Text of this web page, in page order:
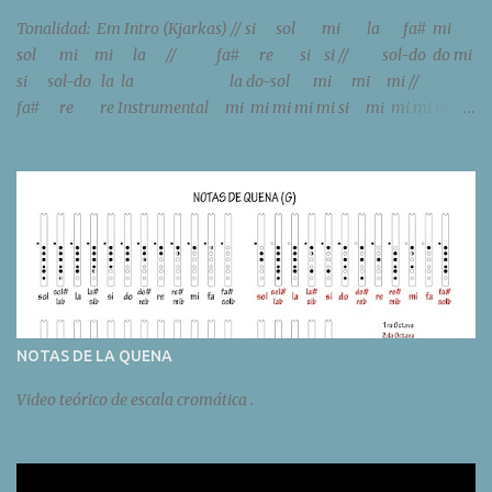
Tonalidad: Em Intro (Kjarkas) // si sol mi la fa# mi
sol mi mi la // fa# re si si // sol-do do mi
si sol-do la la la do-sol mi mi mi //
fa# re re Instrumental mi mi mi mi mi si mi mi mi mi mi
NOTAS DE LA QUENA
Video teórico de escala cromática .